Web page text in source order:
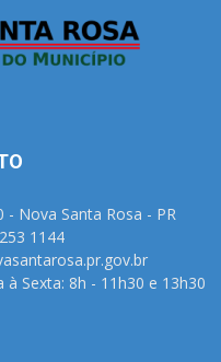
- Nova Santa Rosa - PR
1144
Sexta: 8h - 11h30 e 13h30